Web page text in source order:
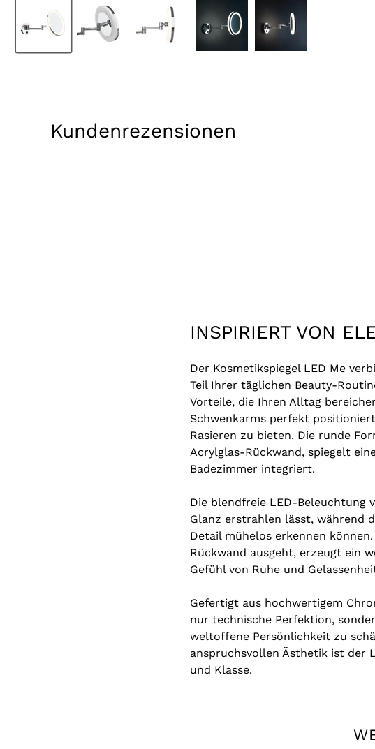
Kundenrezensionen
INSPIRIERT VON
Der Kosmetikspiegel LED Me
Teil Ihrer täglichen Beauty-
Vorteile, die Ihren Alltag
Schwenkarms perfekt
Rasieren zu bieten. Die runde
Acrylglas-Rückwand, spiegelt
Badezimmer integriert.
Die blendfreie LED-Beleuchtung
Glanz erstrahlen lässt, während
Detail mühelos erkennen
Rückwand ausgeht, erzeugt ein
Gefühl von Ruhe und
Gefertigt aus hochwertigem
nur technische Perfektion,
weltoffene Persönlichkeit zu
anspruchsvollen Ästhetik ist der
und Klasse.